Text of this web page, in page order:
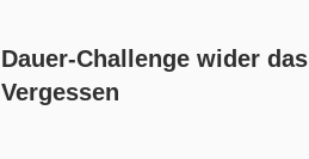
Dauer-Challenge wider das
Vergessen